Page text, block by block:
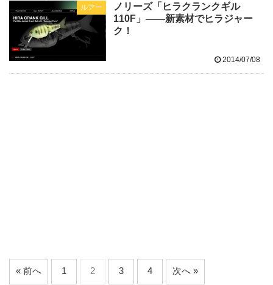
ルアー
ノリーズ「ヒラクランクギル
110F」――新素材でヒラジャー
ク！
2014/07/08
« 前へ 1 2 3 4 次へ »